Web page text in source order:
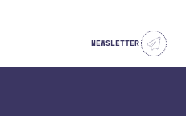
NEWSLETTER